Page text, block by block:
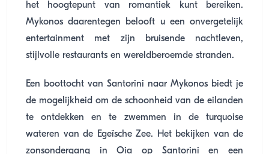
het hoogtepunt van romantiek kunt bereiken.
Mykonos daarentegen belooft u een onvergetelijk
entertainment met zijn bruisende nachtleven,
stijlvolle restaurants en wereldberoemde stranden.
Een boottocht van Santorini naar Mykonos biedt je
de mogelijkheid om de schoonheid van de eilanden
te ontdekken en te zwemmen in de turquoise
wateren van de Egeïsche Zee. Het bekijken van de
zonsondergang in Oia op Santorini en een